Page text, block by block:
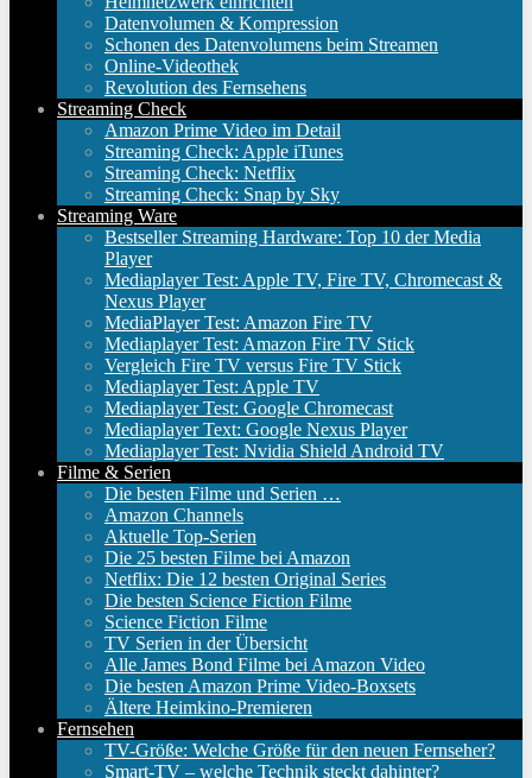
Datenvolumen & Kompression
Schonen des Datenvolumens beim Streamen
Online-Videothek
Revolution des Fernsehens
Streaming Check
Amazon Prime Video im Detail
Streaming Check: Apple iTunes
Streaming Check: Netflix
Streaming Check: Snap by Sky
Streaming Ware
Bestseller Streaming Hardware: Top 10 der Media
Player
Mediaplayer Test: Apple TV, Fire TV, Chromecast &
Nexus Player
MediaPlayer Test: Amazon Fire TV
Mediaplayer Test: Amazon Fire TV Stick
Vergleich Fire TV versus Fire TV Stick
Mediaplayer Test: Apple TV
Mediaplayer Test: Google Chromecast
Mediaplayer Text: Google Nexus Player
Mediaplayer Test: Nvidia Shield Android TV
Filme & Serien
Die besten Filme und Serien …
Amazon Channels
Aktuelle Top-Serien
Die 25 besten Filme bei Amazon
Netflix: Die 12 besten Original Series
Die besten Science Fiction Filme
Science Fiction Filme
TV Serien in der Übersicht
Alle James Bond Filme bei Amazon Video
Die besten Amazon Prime Video-Boxsets
Ältere Heimkino-Premieren
Fernsehen
TV-Größe: Welche Größe für den neuen Fernseher?
Smart-TV – welche Technik steckt dahinter?